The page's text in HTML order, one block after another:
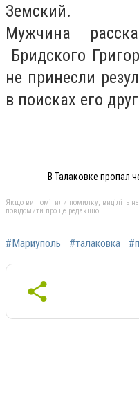
Земский.
Мужчина
Бридского
не принесли
в поисках его
В Талаковке пропал
Якщо ви помітили помилку, виділіть
повідомити про це редакцію
#Мариуполь #талаковка